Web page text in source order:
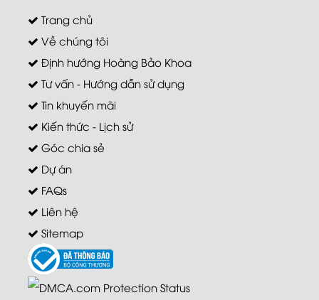
Trang chủ
Về chúng tôi
Định hướng Hoàng Bảo Khoa
Tư vấn - Hướng dẫn sử dụng
Tin khuyến mãi
Kiến thức - Lịch sử
Góc chia sẻ
Dự án
FAQs
Liên hệ
Sitemap